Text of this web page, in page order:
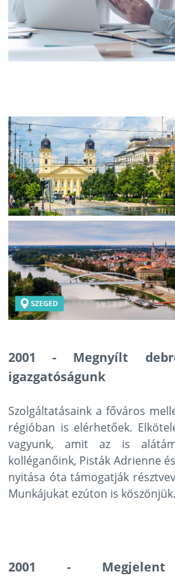
2001 - Megnyílt
igazgatóságunk
Szolgáltatásaink a főváros
régióban is elérhetőek.
vagyunk, amit az is
kolléganőink, Pisták Adrienne
nyitása óta támogatják
Munkájukat ezúton is köszönjük.
2001 -